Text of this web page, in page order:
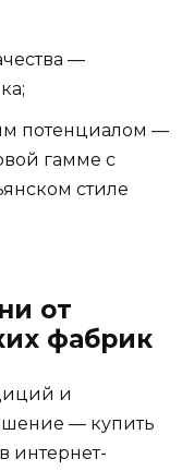
—
потенциалом —
гамме с
стиле
от
фабрик
и
— купить
интернет-